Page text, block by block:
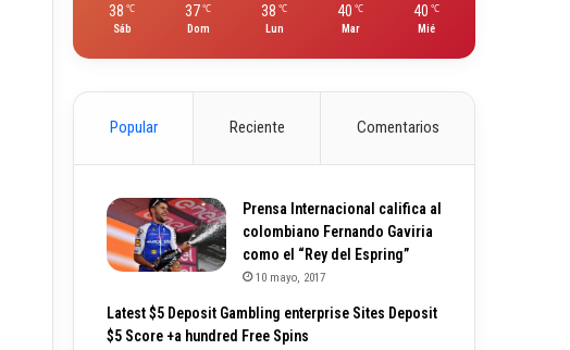
38 ℃
Sáb
37 ℃
Dom
38 ℃
Lun
40 ℃
Mar
40 ℃
Mié
Popular Reciente Comentarios
Prensa Internacional califica al
colombiano Fernando Gaviria
como el “Rey del Espring”
10 mayo, 2017
Latest $5 Deposit Gambling enterprise Sites Deposit
$5 Score +a hundred Free Spins